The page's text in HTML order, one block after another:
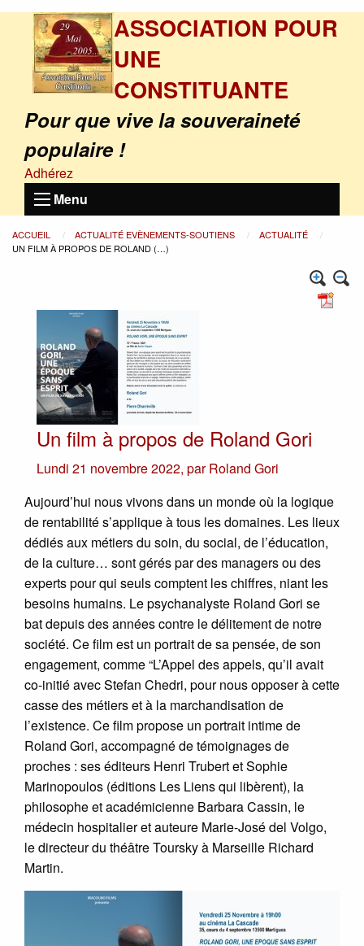
ASSOCIATION POUR
UNE
CONSTITUANTE
Pour que vive la souveraineté
populaire !
Adhérez
Menu
ACCUEIL ACTUALITÉ EVÈNEMENTS-SOUTIENS
ACTUALITÉ
UN FILM À PROPOS DE ROLAND (…)
Un film à propos de Roland Gori
Lundi 21 novembre 2022, parRoland Gori
Aujourd’hui nous vivons dans un monde où la logique
de rentabilité s’applique à tous les domaines. Les lieux
dédiés aux métiers du soin, du social, de l’éducation,
de la culture… sont gérés par des managers ou des
experts pour qui seuls comptent les chiffres, niant les
besoins humains. Le psychanalyste Roland Gori se
bat depuis des années contre le délitement de notre
société. Ce film est un portrait de sa pensée, de son
engagement, comme “L’Appel des appels, qu’il avait
co-initié avec Stefan Chedri, pour nous opposer à cette
casse des métiers et à la marchandisation de
l’existence. Ce film propose un portrait intime de
Roland Gori, accompagné de témoignages de
proches : ses éditeurs Henri Trubert et Sophie
Marinopoulos (éditions Les Liens qui libèrent), la
philosophe et académicienne Barbara Cassin, le
médecin hospitalier et auteure Marie-José del Volgo,
le directeur du théâtre Toursky à Marseille Richard
Martin.